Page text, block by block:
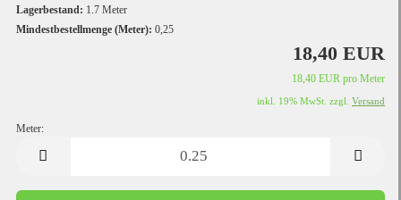
Lagerbestand: 1.7 Meter
Mindestbestellmenge (Meter): 0,25
18,40 EUR
18,40 EUR pro Meter
inkl. 19% MwSt. zzgl. Versand
Meter: